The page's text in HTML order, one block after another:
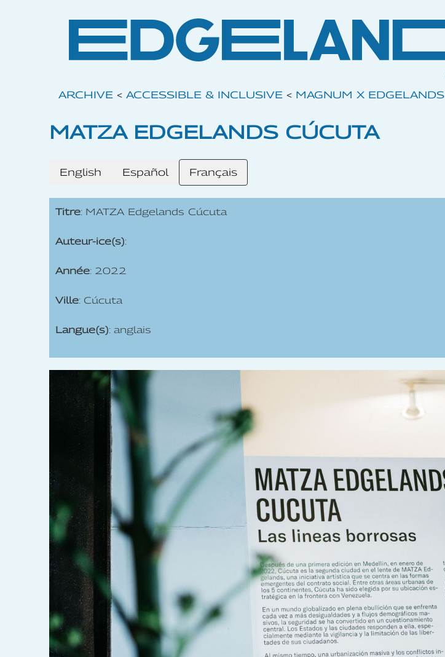
ARCHIVE < ACCESSIBLE & INCLUSIVE < MAGNUM X EDGELANDS
MATZA EDGELANDS CÚCUTA
English Español Français
Titre: MATZA Edgelands Cúcuta
Auteur-ice(s):
Année: 2022
Ville: Cúcuta
Langue(s): anglais